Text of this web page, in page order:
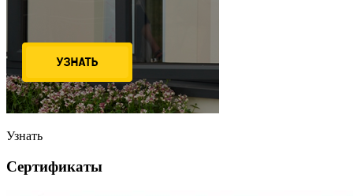
Узнать
Сертификаты